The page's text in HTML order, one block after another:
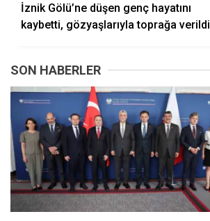
İznik Gölü’ne düşen genç hayatını
kaybetti, gözyaşlarıyla toprağa verildi
SON HABERLER